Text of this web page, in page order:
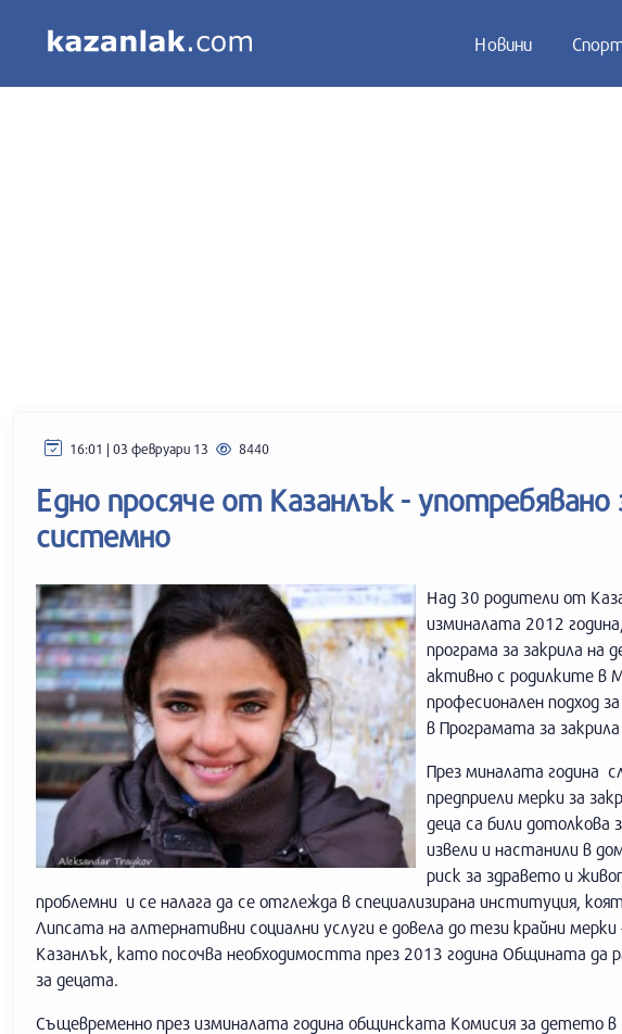
Новини
16:01 | 03 февруари 13 8440
Едно просяче от Казанлък -
системно
Над 30 родители от
изминалата 2012
програма за закрила
активно с родилките в
професионален подход
в Програмата за
През миналата година
предприели мерки за
деца са били
извели и настанили в
риск за здравето и
проблемни и се налага да се отглежда в специализирана институция,
Липсата на алтернативни социални услуги е довела до тези крайни
Казанлък, като посочва необходимостта през 2013 година Общината да
за децата.
Същевременно през изминалата година общинската Комисия за детето в